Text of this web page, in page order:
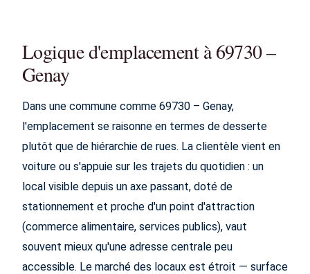
Logique d'emplacement à 69730 –
Genay
Dans une commune comme 69730 – Genay,
l'emplacement se raisonne en termes de desserte
plutôt que de hiérarchie de rues. La clientèle vient en
voiture ou s'appuie sur les trajets du quotidien : un
local visible depuis un axe passant, doté de
stationnement et proche d'un point d'attraction
(commerce alimentaire, services publics), vaut
souvent mieux qu'une adresse centrale peu
accessible. Le marché des locaux est étroit — surface